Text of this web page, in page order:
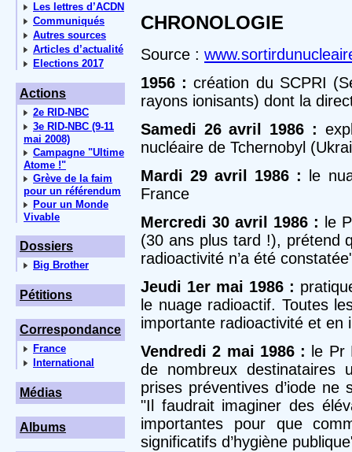
Les lettres d’ACDN
Communiqués
Autres sources
Articles d’actualité
Elections 2017
Actions
2e RID-NBC
3e RID-NBC (9-11
mai 2008)
Campagne "Ultime
Atome !"
Grève de la faim
pour un référendum
Pour un Monde
Vivable
Dossiers
Big Brother
Pétitions
Correspondance
France
International
Médias
Albums
CHRONOLOGIE
Source :
1956 : création du SCPRI
rayons ionisants) dont la
Samedi 26 avril 1986 :
nucléaire de Tchernobyl
Mardi 29 avril 1986 :
le
France
Mercredi 30 avril 1986 : le
(30 ans plus tard !), prétend
radioactivité n’a été
Jeudi 1er mai 1986 :
le nuage radioactif. Toutes
importante radioactivité et en
Vendredi 2 mai 1986 : le Pr
de nombreux destinataires
prises préventives d’iode ne
"Il faudrait imaginer des
importantes pour que
significatifs d’hygiène